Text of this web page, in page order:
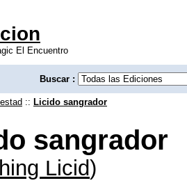
El Encuentro
Buscar :
:: Licido sangrador
sangrador
Licid)